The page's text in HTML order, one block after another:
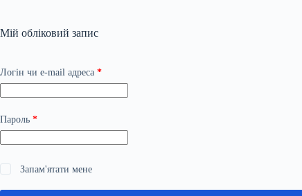
Мій обліковий запис
Логін чи e-mail адреса *Обов’язкове
Пароль *Обов’язкове
Запам'ятати мене